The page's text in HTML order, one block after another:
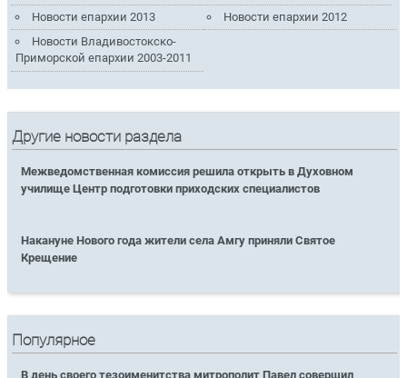
Новости епархии 2013
Новости епархии 2012
Новости Владивостокско-
Приморской епархии 2003-2011
Другие новости раздела
Межведомственная комиссия решила открыть в Духовном
училище Центр подготовки приходских специалистов
Накануне Нового года жители села Амгу приняли Святое
Крещение
Популярное
В день своего тезоименитства митрополит Павел совершил